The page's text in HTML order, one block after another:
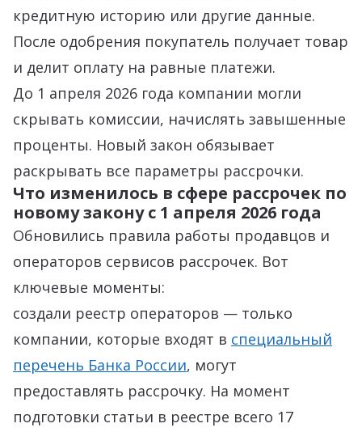
кредитную историю или другие данные.
После одобрения покупатель получает товар
и делит оплату на равные платежи.
До 1 апреля 2026 года компании могли
скрывать комиссии, начислять завышенные
проценты. Новый закон обязывает
раскрывать все параметры рассрочки.
Что изменилось в сфере рассрочек по
новому закону с 1 апреля 2026 года
Обновились правила работы продавцов и
операторов сервисов рассрочек. Вот
ключевые моменты:
создали реестр операторов — только
компании, которые входят в специальный
перечень Банка России, могут
предоставлять рассрочку. На момент
подготовки статьи в реестре всего 17